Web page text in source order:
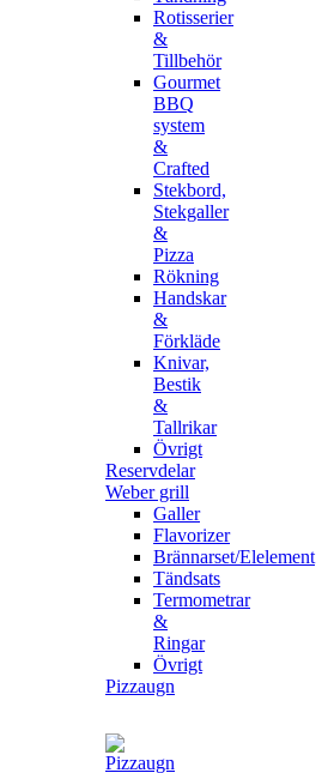
Rotisserier
&
Tillbehör
Gourmet
BBQ
system
&
Crafted
Stekbord,
Stekgaller
&
Pizza
Rökning
Handskar
&
Förkläde
Knivar,
Bestik
&
Tallrikar
Övrigt
Reservdelar
Weber grill
Galler
Flavorizer
Brännarset/Elelement
Tändsats
Termometrar
&
Ringar
Övrigt
Pizzaugn